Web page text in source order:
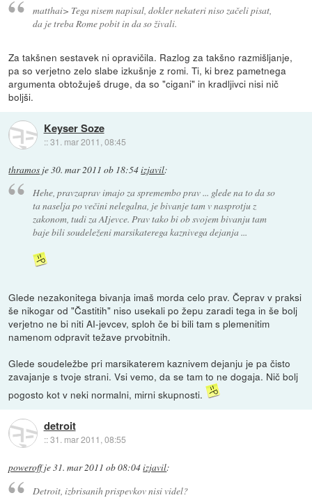
matthai> Tega nisem napisal, dokler nekateri niso začeli pisat,
da je treba Rome pobit in da so živali.
Za takšnen sestavek ni opravičila. Razlog za takšno razmišljanje,
pa so verjetno zelo slabe izkušnje z romi. Ti, ki brez pametnega
argumenta obtožuješ druge, da so "cigani" in kradljivci nisi nič
boljši.
Keyser Soze
::31. mar 2011, 08:45
thramos je30. mar 2011 ob 18:54izjavil:
Hehe, pravzaprav imajo za spremembo prav ... glede na to da so
ta naselja po večini nelegalna, je bivanje tam v nasprotju z
zakonom, tudi za AIjevce. Prav tako bi ob svojem bivanju tam
baje bili soudeleženi marsikaterega kaznivega dejanja ...
Glede nezakonitega bivanja imaš morda celo prav. Čeprav v praksi
še nikogar od "Častitih" niso usekali po žepu zaradi tega in še bolj
verjetno ne bi niti AI-jevcev, sploh če bi bili tam s plemenitim
namenom odpravit težave prvobitnih.
Glede soudeležbe pri marsikaterem kaznivem dejanju je pa čisto
zavajanje s tvoje strani. Vsi vemo, da se tam to ne dogaja. Nič bolj
pogosto kot v neki normalni, mirni skupnosti.
detroit
::31. mar 2011, 08:55
poweroffje31. mar 2011 ob 08:04izjavil:
Detroit, izbrisanih prispevkov nisi videl?